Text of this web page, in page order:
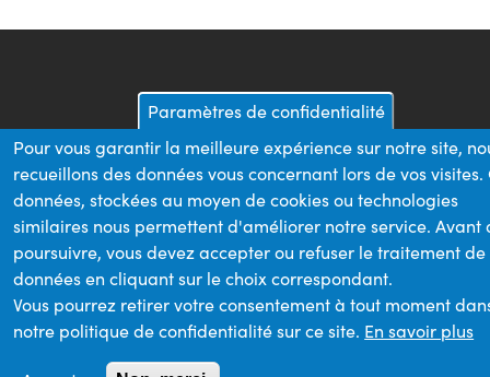
Paramètres de confidentialité
Pour vous garantir la meilleure expérience sur notre site,
recueillons des données vous concernant lors de vos visites.
données, stockées au moyen de cookies ou technologies
similaires nous permettent d'améliorer notre service. Avant
poursuivre, vous devez accepter ou refuser le traitement de
données en cliquant sur le choix correspondant.
Vous pourrez retirer votre consentement à tout moment
notre politique de confidentialité sur ce site. En savoir plus